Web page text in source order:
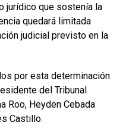
jurídico que sostenía la
quedará limitada
judicial previsto en la
por esta determinación
del Tribunal
Roo, Heyden Cebada
Castillo.